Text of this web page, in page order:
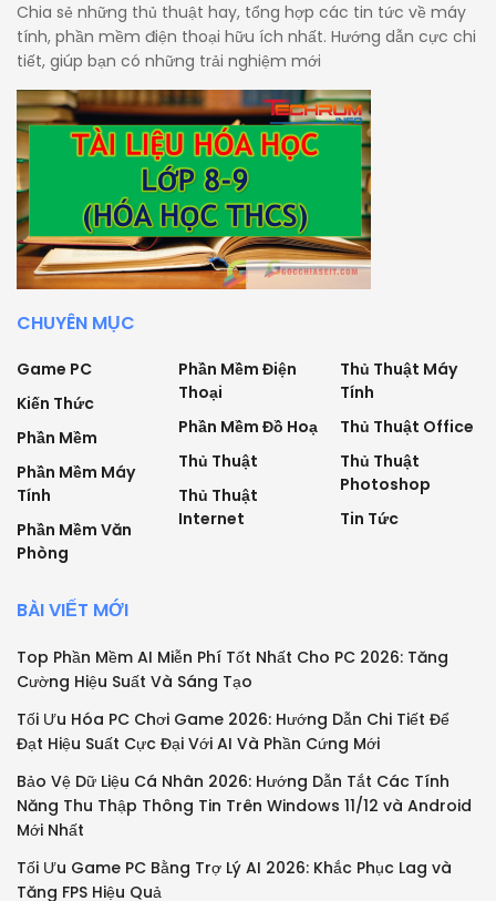
Chia sẻ những thủ thuật hay, tổng hợp các tin tức về máy
tính, phần mềm điện thoại hữu ích nhất. Hướng dẫn cực chi
tiết, giúp bạn có những trải nghiệm mới
CHUYÊN MỤC
Game PC
Kiến Thức
Phần Mềm
Phần Mềm Máy
Tính
Phần Mềm Văn
Phòng
Phần Mềm Điện
Thoại
Phần Mềm Đồ Hoạ
Thủ Thuật
Thủ Thuật
Internet
Thủ Thuật Máy
Tính
Thủ Thuật Office
Thủ Thuật
Photoshop
Tin Tức
BÀI VIẾT MỚI
Top Phần Mềm AI Miễn Phí Tốt Nhất Cho PC 2026: Tăng
Cường Hiệu Suất Và Sáng Tạo
Tối Ưu Hóa PC Chơi Game 2026: Hướng Dẫn Chi Tiết Để
Đạt Hiệu Suất Cực Đại Với AI Và Phần Cứng Mới
Bảo Vệ Dữ Liệu Cá Nhân 2026: Hướng Dẫn Tắt Các Tính
Năng Thu Thập Thông Tin Trên Windows 11/12 và Android
Mới Nhất
Tối Ưu Game PC Bằng Trợ Lý AI 2026: Khắc Phục Lag và
Tăng FPS Hiệu Quả